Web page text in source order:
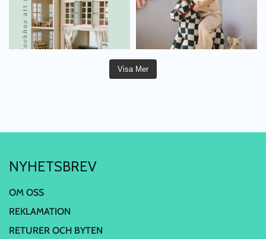
Visa Mer
NYHETSBREV
OM OSS
REKLAMATION
RETURER OCH BYTEN